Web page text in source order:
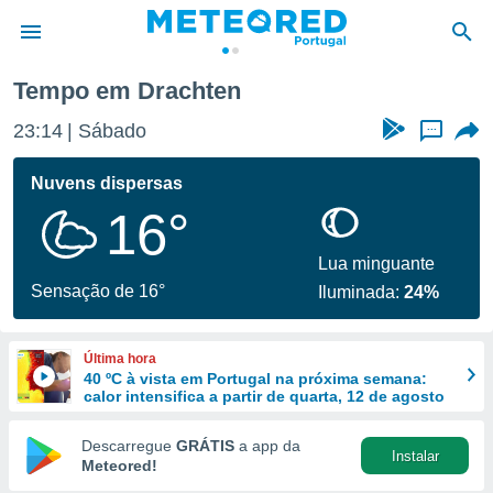
da
foi
fornecidas
a este
das
e
forma
digital
Tempo em Drachten
23:14 Sábado ...
Nuvens dispersas
16°
Sensação de 16°
Lua minguante
Iluminada:24%
Última hora
40 ºC à vista em Portugal na próxima semana:
calor intensifica a partir de quarta, 12 de agosto
Descarregue GRÁTIS a app da
Meteored!
Instalar